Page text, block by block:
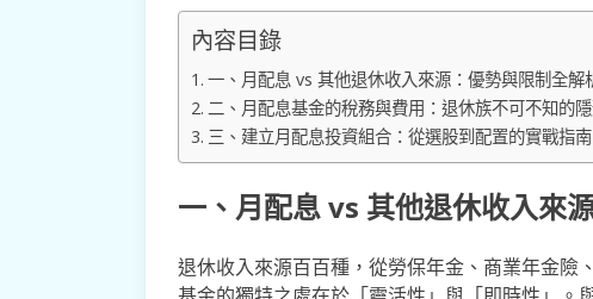
內容目錄
一、月配息 vs 其他退休收入來源：優勢與限制全解
二、月配息基金的稅務與費用：退休族不可不知的
三、建立月配息投資組合：從選股到配置的實戰指南
一、月配息 vs 其他退休收入來
退休收入來源百百種，從勞保年金、商業年金險